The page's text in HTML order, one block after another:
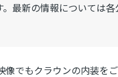
最新の情報については
像でもクラウンの内装を